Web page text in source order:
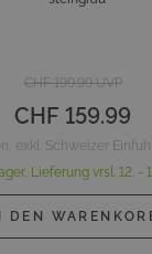
CHF 199.99UVP
CHF 159.99
exkl. Schweizer
Lieferung vrsl. 12. -
DEN